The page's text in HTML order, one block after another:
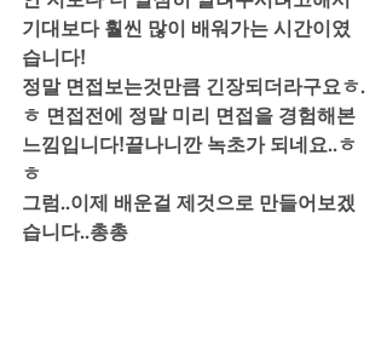
기대보다 훨씬 많이 배워가는 시간이였
습니다!
정말 면접보는것만큼 긴장되더라구요ㅎ.
ㅎ 면접전에 정말 미리 면접을 경험해본
느낌입니다!끝나니깐 녹초가 되네요..ㅎ
ㅎ
그럼..이제 배운걸 제것으로 만들어보겠
습니다..총총